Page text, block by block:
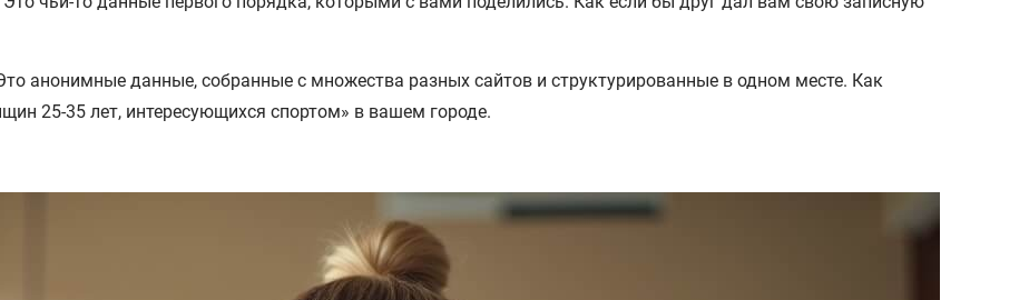
анонимные данные, собранные с множества разных сайтов и структурированные в одном месте. Как
25-35 лет, интересующихся спортом» в вашем городе.